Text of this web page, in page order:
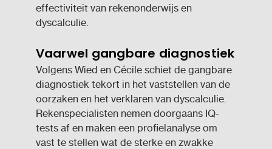
effectiviteit van rekenonderwijs en
dyscalculie.
Vaarwel gangbare diagnostiek
Volgens Wied en Cécile schiet de gangbare
diagnostiek tekort in het vaststellen van de
oorzaken en het verklaren van dyscalculie.
Rekenspecialisten nemen doorgaans IQ-
tests af en maken een profielanalyse om
vast te stellen wat de sterke en zwakke